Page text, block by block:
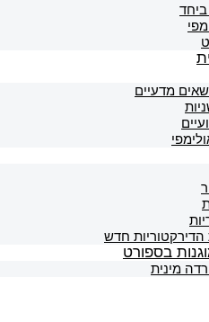
ביחד
מדעיים
חדש
בספורט
מינית